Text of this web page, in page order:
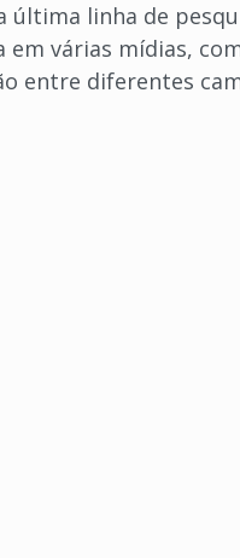
última linha de
em várias mídias,
entre diferentes